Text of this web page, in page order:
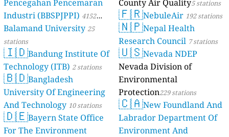
Pencegahan Pencemaran
Industri (BBSPJPPI) 4152
stations
Balamand University25
stations
🇮🇩Bandung Institute Of
Technology (ITB) 2 stations
🇧🇩Bangladesh
University Of Engineering
And Technology 10 stations
🇩🇪Bayern State Office
For The Environment
County Air Quality5 stations
🇫🇷NebuleAir 192 stations
🇳🇵Nepal Health
Research Council 7 stations
🇺🇸Nevada NDEP
Nevada Division of
Environmental
Protection229 stations
🇨🇦New Foundland And
Labrador Department Of
Environment And